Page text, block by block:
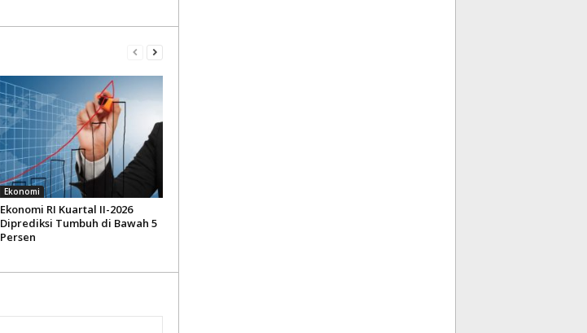
Ekonomi
Ekonomi RI Kuartal II-2026
Diprediksi Tumbuh di Bawah 5
Persen